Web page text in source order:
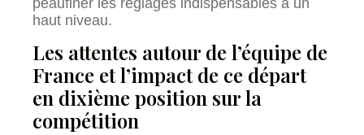
peaufiner les réglages indispensables à un
haut niveau.
Les attentes autour de l’équipe de
France et l’impact de ce départ
en dixième position sur la
compétition